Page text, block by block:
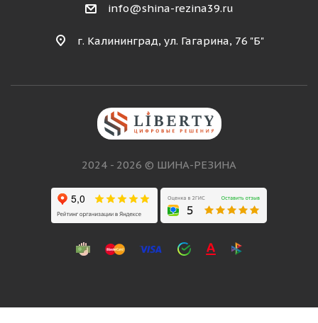
info@shina-rezina39.ru
г. Калининград, ул. Гагарина, 76 "Б"
2024 - 2026 © ШИНА-РЕЗИНА